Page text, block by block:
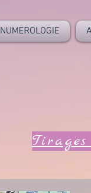
NUMEROLOGIE